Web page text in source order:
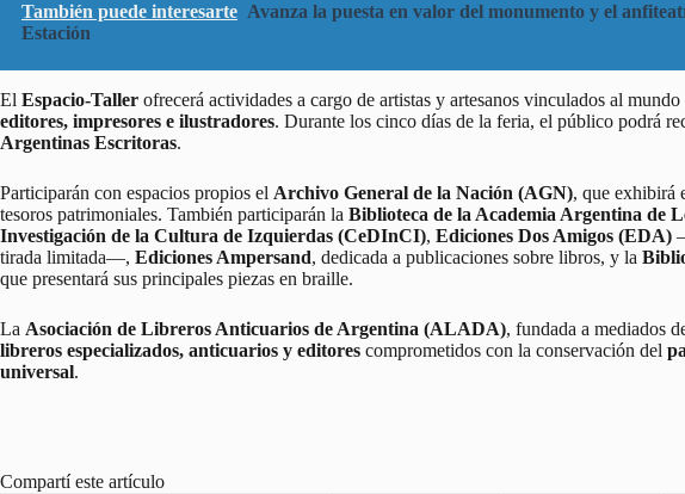
También puede interesarte Avanza la puesta en valor del monumento y el
Estación
El Espacio-Taller ofrecerá actividades a cargo de artistas y artesanos vinculados al
editores, impresores e ilustradores. Durante los cinco días de la feria, el público podrá
Argentinas Escritoras.
Participarán con espacios propios el Archivo General de la Nación (AGN), que exhibirá
tesoros patrimoniales. También participarán la Biblioteca de la Academia Argentina de
Investigación de la Cultura de Izquierdas (CeDInCI), Ediciones Dos Amigos (EDA)
tirada limitada—, Ediciones Ampersand, dedicada a publicaciones sobre libros, y la
que presentará sus principales piezas en braille.
La Asociación de Libreros Anticuarios de Argentina (ALADA), fundada a mediados
libreros especializados, anticuarios y editores comprometidos con la conservación del
universal.
Compartí este artículo